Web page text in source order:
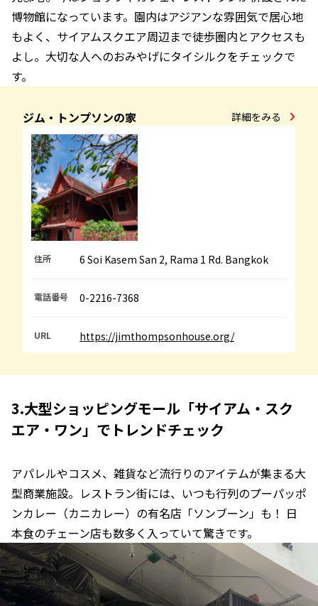
博物館になっています。園内はアジアンな雰囲気で居心地
もよく、サイアムスクエア周辺まで徒歩圏内とアクセスも
よし。大切な人へのおみやげにタイシルクをチェックで
す。
ジム・トンプソンの家 詳細をみる
住所 6 Soi Kasem San 2, Rama 1 Rd. Bangkok
電話番号 0-2216-7368
URL https://jimthompsonhouse.org/
3.大型ショッピングモール「サイアム・スク
エア・ワン」でトレンドチェック
アパレルやコスメ、雑貨など流行りのアイテムが集まる大
型商業施設。レストラン街には、いつも行列のプーパッポ
ンカレー（カニカレー）の有名店「ソンブーン」も！ 日
本食のチェーン店も数多く入っていて驚きです。